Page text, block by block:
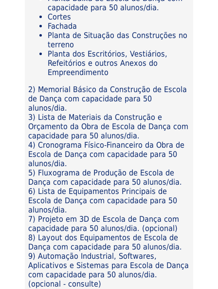
capacidade para 50 alunos/dia.
Cortes
Fachada
Planta de Situação das Construções no
terreno
Planta dos Escritórios, Vestiários,
Refeitórios e outros Anexos do
Empreendimento
2) Memorial Básico da Construção de Escola
de Dança com capacidade para 50
alunos/dia.
3) Lista de Materiais da Construção e
Orçamento da Obra de Escola de Dança com
capacidade para 50 alunos/dia.
4) Cronograma Físico-Financeiro da Obra de
Escola de Dança com capacidade para 50
alunos/dia.
5) Fluxograma de Produção de Escola de
Dança com capacidade para 50 alunos/dia.
6) Lista de Equipamentos Principais de
Escola de Dança com capacidade para 50
alunos/dia.
7) Projeto em 3D de Escola de Dança com
capacidade para 50 alunos/dia. (opcional)
8) Layout dos Equipamentos de Escola de
Dança com capacidade para 50 alunos/dia.
9) Automação Industrial, Softwares,
Aplicativos e Sistemas para Escola de Dança
com capacidade para 50 alunos/dia.
(opcional - consulte)